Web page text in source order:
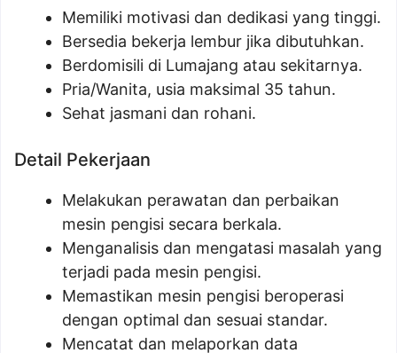
Memiliki motivasi dan dedikasi yang tinggi.
Bersedia bekerja lembur jika dibutuhkan.
Berdomisili di Lumajang atau sekitarnya.
Pria/Wanita, usia maksimal 35 tahun.
Sehat jasmani dan rohani.
Detail Pekerjaan
Melakukan perawatan dan perbaikan
mesin pengisi secara berkala.
Menganalisis dan mengatasi masalah yang
terjadi pada mesin pengisi.
Memastikan mesin pengisi beroperasi
dengan optimal dan sesuai standar.
Mencatat dan melaporkan data